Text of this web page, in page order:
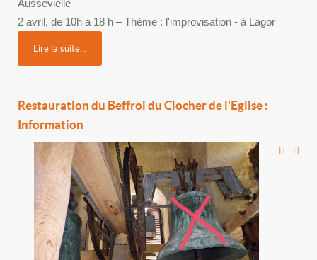
Aussevielle
2 avril, de 10h à 18 h – Thème : l'improvisation - à Lagor
Lire la suite...
Restauration du Beffroi du Clocher de l'Eglise :
Information